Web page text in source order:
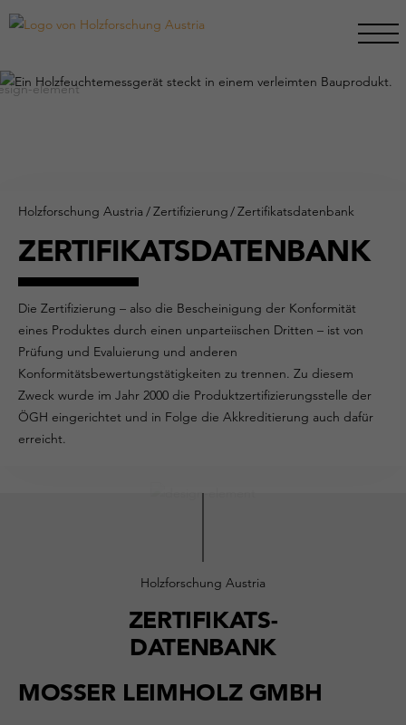
Holzforschung Austria /Zertifizierung/Zertifikatsdatenbank
ZERTIFIKATSDATENBANK
Die Zertifizierung – also die Bescheinigung der Konformität
eines Produktes durch einen unparteiischen Dritten – ist von
Prüfung und Evaluierung und anderen
Konformitätsbewertungstätigkeiten zu trennen. Zu diesem
Zweck wurde im Jahr 2000 die Produktzertifizierungsstelle der
ÖGH eingerichtet und in Folge die Akkreditierung auch dafür
erreicht.
Holzforschung Austria
ZERTIFIKATS-
DATENBANK
MOSSER LEIMHOLZ GMBH